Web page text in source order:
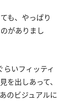
も、やっぱり
がありまし
いフィッティ
を出しあって、
のビジュアルに